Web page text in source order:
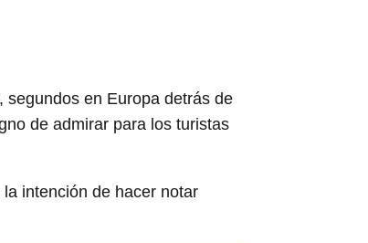
en Europa detrás de
de admirar para los turistas
intención de hacer notar